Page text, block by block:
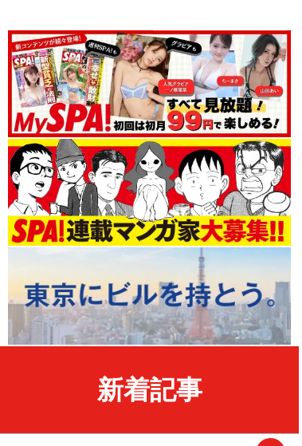
新着記事